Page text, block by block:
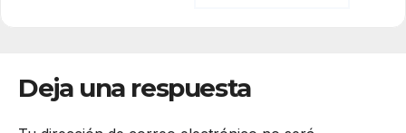
Deja una respuesta